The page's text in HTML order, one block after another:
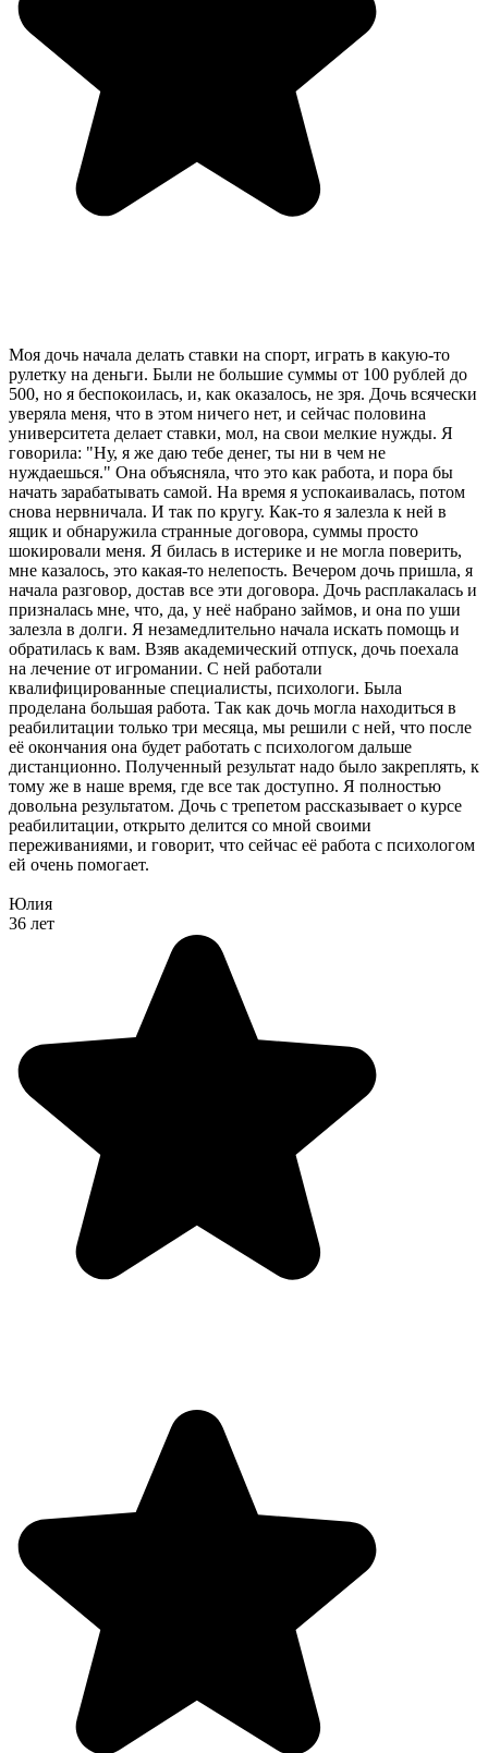
Моя дочь начала делать ставки на спорт, играть в какую-то
рулетку на деньги. Были не большие суммы от 100 рублей до
500, но я беспокоилась, и, как оказалось, не зря. Дочь всячески
уверяла меня, что в этом ничего нет, и сейчас половина
университета делает ставки, мол, на свои мелкие нужды. Я
говорила: "Ну, я же даю тебе денег, ты ни в чем не
нуждаешься." Она объясняла, что это как работа, и пора бы
начать зарабатывать самой. На время я успокаивалась, потом
снова нервничала. И так по кругу. Как-то я залезла к ней в
ящик и обнаружила странные договора, суммы просто
шокировали меня. Я билась в истерике и не могла поверить,
мне казалось, это какая-то нелепость. Вечером дочь пришла, я
начала разговор, достав все эти договора. Дочь расплакалась и
призналась мне, что, да, у неё набрано займов, и она по уши
залезла в долги. Я незамедлительно начала искать помощь и
обратилась к вам. Взяв академический отпуск, дочь поехала
на лечение от игромании. С ней работали
квалифицированные специалисты, психологи. Была
проделана большая работа. Так как дочь могла находиться в
реабилитации только три месяца, мы решили с ней, что после
её окончания она будет работать с психологом дальше
дистанционно. Полученный результат надо было закреплять, к
тому же в наше время, где все так доступно. Я полностью
довольна результатом. Дочь с трепетом рассказывает о курсе
реабилитации, открыто делится со мной своими
переживаниями, и говорит, что сейчас её работа с психологом
ей очень помогает.
Юлия
36 лет